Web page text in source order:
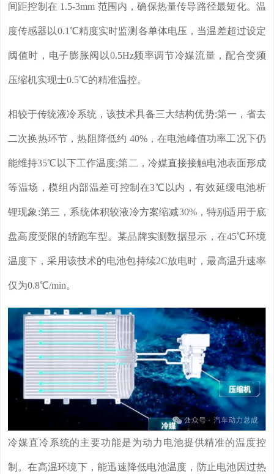
间距控制在 1.5-3mm 范围内，确保热量传导路径最短化。温
度传感器以0.1℃精度实时监测各单体电压，当温差超过设定
阈值时，电子膨胀阀以0.5Hz频率调节冷媒流量，配合变频
压缩机实现士0.5℃的精准温控。
相较于传统液冷系统，该技术具备三大结构优势:第一，省去
二次换热环节，热阻降低约 40%，在电池峰值功率工况下仍
能维持35℃以下工作温度;第二，冷媒直接接触电池表面形成
等温场，模组内部温差可控制在3℃以内，有效延缓电池析
锂现象:第三，系统体积较液冷方案缩减30%，特别适用于底
盘高度受限的轿跑车型。某品牌实测数据显示，在45℃环境
温度下，采用该技术的电池包持续2C放电时，最高温升速率
仅为0.8℃/min。
冷媒直冷系统的主要功能是为动力电池提供精准的温度控
制。在高温环境下，能迅速降低电池温度，防止电池因过热